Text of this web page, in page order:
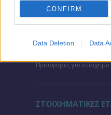
CONFIRM
Data Deletion Data
Μακροχρόνια Στοιχήματα
Θεωρία στοιχήματος
Προσφορές για στοίχημα
ΣΤΟΙΧΗΜΑΤΙΚΕΣ